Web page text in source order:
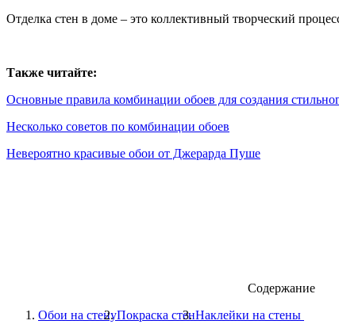
Отделка стен в доме – это коллективный творческий
Также читайте:
Основные правила комбинации обоев для создания
Несколько советов по комбинации обоев
Невероятно красивые обои от Джерарда Пуше
Содержание
Обои на стенуПокраска стенНаклейки на стены